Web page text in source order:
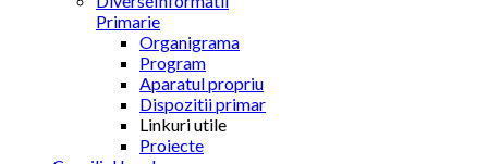
Primarie
Organigrama
Program
Aparatul propriu
Dispozitii primar
Linkuri utile
Proiecte